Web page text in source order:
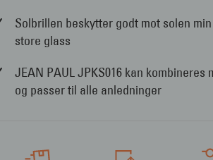
Solbrillen beskytter godt mot solen
store glass
JEAN PAUL JPKS016 kan kombineres
og passer til alle anledninger